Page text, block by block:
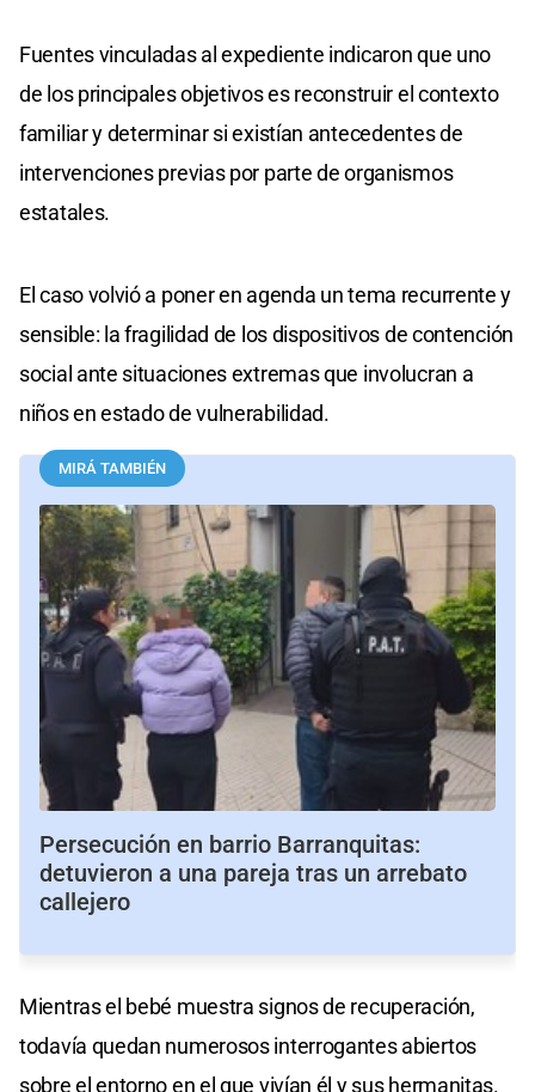
Fuentes vinculadas al expediente indicaron que uno
de los principales objetivos es reconstruir el contexto
familiar y determinar si existían antecedentes de
intervenciones previas por parte de organismos
estatales.
El caso volvió a poner en agenda un tema recurrente y
sensible: la fragilidad de los dispositivos de contención
social ante situaciones extremas que involucran a
niños en estado de vulnerabilidad.
MIRÁ TAMBIÉN
Persecución en barrio Barranquitas:
detuvieron a una pareja tras un arrebato
callejero
Mientras el bebé muestra signos de recuperación,
todavía quedan numerosos interrogantes abiertos
sobre el entorno en el que vivían él y sus hermanitas.